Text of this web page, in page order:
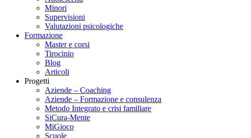
Minori
Supervisioni
Valutazioni psicologiche
Formazione
Master e corsi
Tirocinio
Blog
Articoli
Progetti
Aziende – Coaching
Aziende – Formazione e consulenza
Metodo Integrato e crisi familiare
SiCura-Mente
MiGioco
Scuole